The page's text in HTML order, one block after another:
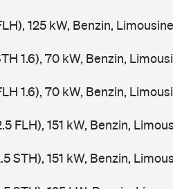
125 kW, Benzin,
1.6), 70 kW, Benzin,
1.6), 70 kW, Benzin,
FLH), 151 kW, Benzin,
STH), 151 kW, Benzin,